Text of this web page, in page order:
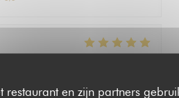
restaurant en zijn partners